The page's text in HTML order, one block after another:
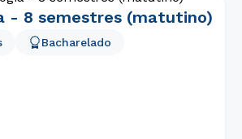
- 8 semestres (matutino)
Bacharelado